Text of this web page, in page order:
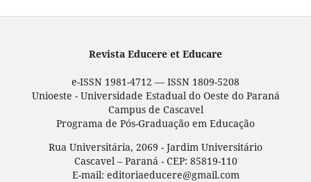
Revista Educere et Educare
e-ISSN 1981-4712 — ISSN 1809-5208
Unioeste - Universidade Estadual do Oeste do Paraná
Campus de Cascavel
Programa de Pós-Graduação em Educação
Rua Universitária, 2069 - Jardim Universitário
Cascavel – Paraná - CEP: 85819-110
E-mail: editoriaeducere@gmail.com